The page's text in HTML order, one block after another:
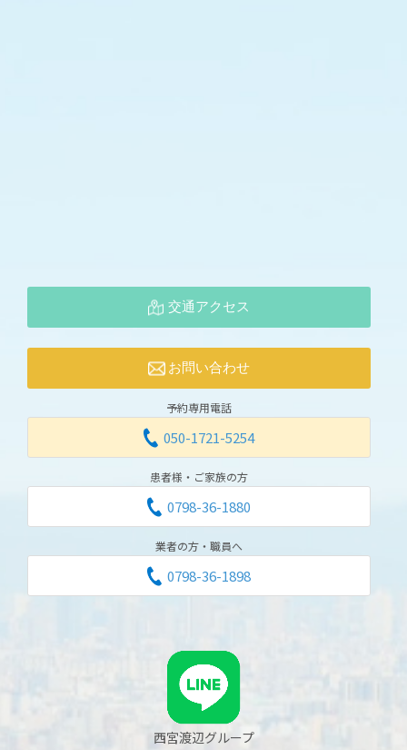
交通アクセス
お問い合わせ
予約専用電話
050-1721-5254
患者様・ご家族の方
0798-36-1880
業者の方・職員へ
0798-36-1898
西宮渡辺グループ